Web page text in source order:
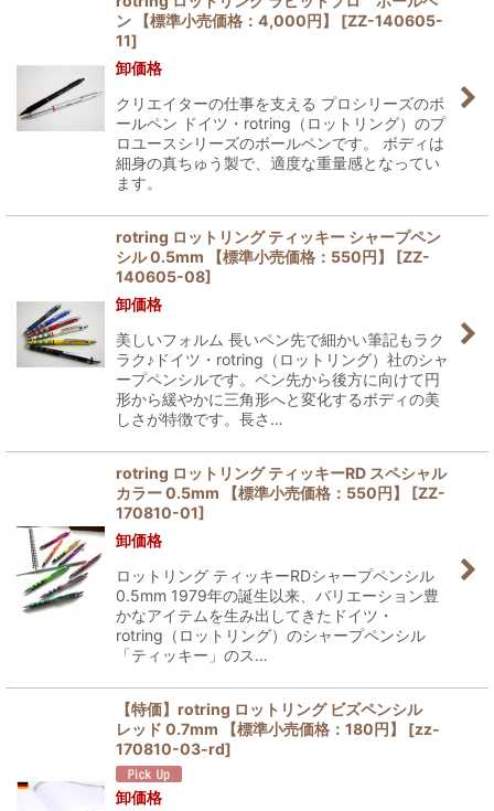
ン 【標準小売価格：4,000円】
[ZZ-140605-
11]
卸価格
クリエイターの仕事を支える プロシリーズのボ
ールペン ドイツ・rotring（ロットリング）のプ
ロユースシリーズのボールペンです。 ボディは
細身の真ちゅう製で、適度な重量感となってい
ます。
rotring ロットリング ティッキー シャープペン
シル 0.5mm 【標準小売価格：550円】
[ZZ-
140605-08]
卸価格
美しいフォルム 長いペン先で細かい筆記もラク
ラク♪ドイツ・rotring（ロットリング）社のシャ
ープペンシルです。ペン先から後方に向けて円
形から緩やかに三角形へと変化するボディの美
しさが特徴です。長さ…
rotring ロットリング ティッキーRD スペシャル
カラー 0.5mm 【標準小売価格：550円】
[ZZ-
170810-01]
卸価格
ロットリング ティッキーRDシャープペンシル
0.5mm 1979年の誕生以来、バリエーション豊
かなアイテムを生み出してきたドイツ・
rotring（ロットリング）のシャープペンシル
「ティッキー」のス…
【特価】rotring ロットリング ビズペンシル
レッド 0.7mm 【標準小売価格：180円】
[zz-
170810-03-rd]
卸価格